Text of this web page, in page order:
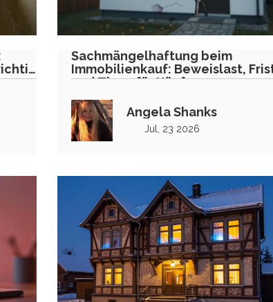
Sachmängelhaftung beim
Immobilienkauf: Beweislast,
und Tipps für Käufer
Angela Shanks
Jul, 23 2026